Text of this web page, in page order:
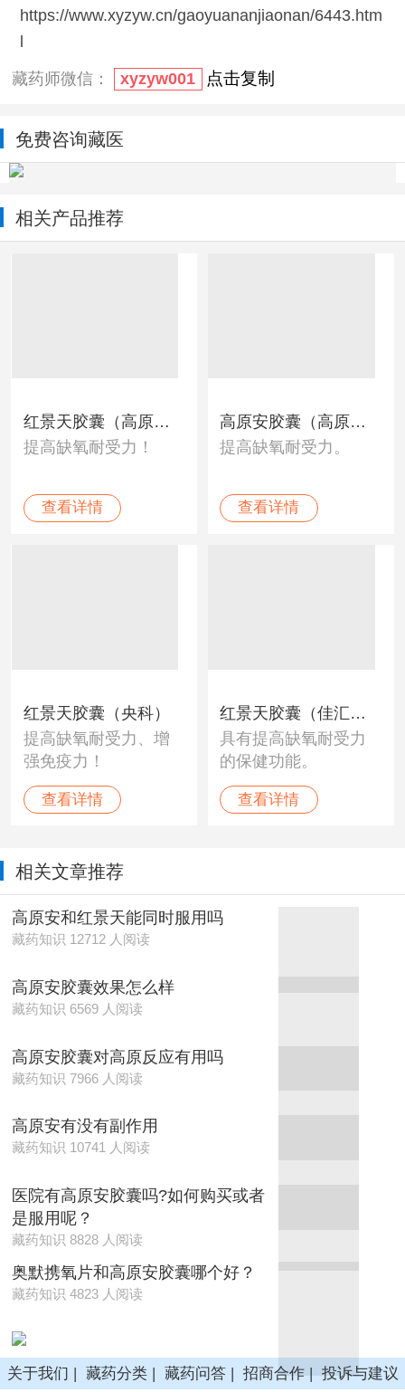
https://www.xyzyw.cn/gaoyuananjiaonan/6443.htm
l
藏药师微信： xyzyw001 点击复制
免费咨询藏医
相关产品推荐
红景天胶囊（高原
安）
提高缺氧耐受力！
查看详情
高原安胶囊（高原
安）
提高缺氧耐受力。
查看详情
红景天胶囊（央科）
提高缺氧耐受力、增
强免疫力！
查看详情
红景天胶囊（佳汇泰
牌）
具有提高缺氧耐受力
的保健功能。
查看详情
相关文章推荐
高原安和红景天能同时服用吗
藏药知识 12712 人阅读
高原安胶囊效果怎么样
藏药知识 6569 人阅读
高原安胶囊对高原反应有用吗
藏药知识 7966 人阅读
高原安有没有副作用
藏药知识 10741 人阅读
医院有高原安胶囊吗?如何购买或者
是服用呢？
藏药知识 8828 人阅读
奥默携氧片和高原安胶囊哪个好？
藏药知识 4823 人阅读
关于我们 | 藏药分类| 藏药问答| 招商合作| 投诉与建议